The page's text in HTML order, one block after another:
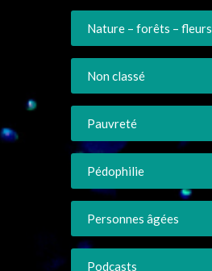
Nature – forêts – fleurs
Non classé
Pauvreté
Pédophilie
Personnes âgées
Podcasts